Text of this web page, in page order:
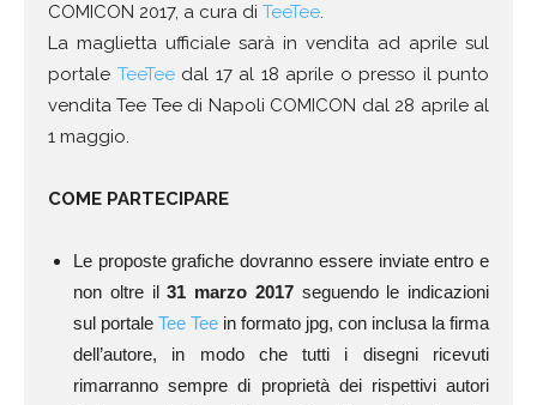
COMICON 2017, a cura di TeeTee.
La maglietta ufficiale sarà in vendita ad aprile sul
portale TeeTeedal 17 al 18 aprile o presso il punto
vendita Tee Tee di Napoli COMICON dal 28 aprile al
1 maggio.
COME PARTECIPARE
Le proposte grafiche dovranno essere inviate entro e
non oltre il31 marzo 2017seguendo le indicazioni
sul portale Tee Tee in formato jpg, con inclusa la firma
dell’autore, in modo che tutti i disegni ricevuti
rimarranno sempre di proprietà dei rispettivi autori